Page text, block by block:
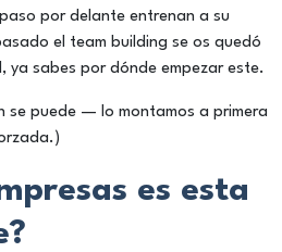
por delante entrenan a su
el team building se os quedó
ya sabes por dónde empezar este.
se puede — lo montamos a primera
es esta